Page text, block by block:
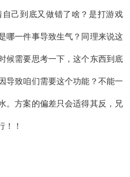
己到底又做错了啥？是打游戏
哪一件事导致生气？同理来说这
候需要思考一下，这个东西到底
导致咱们需要这个功能？不能一
。方案的偏差只会适得其反，兄
！！